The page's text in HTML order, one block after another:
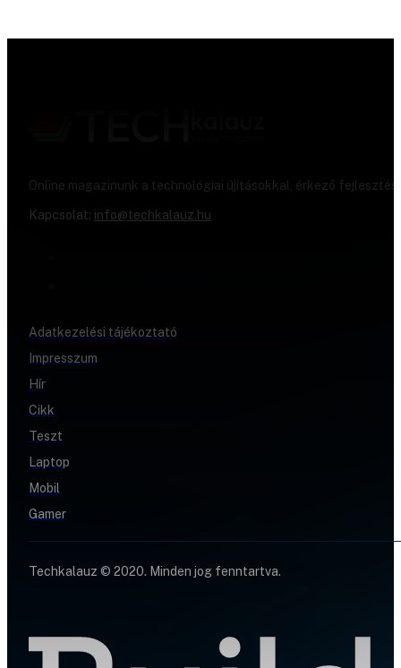
Online magazinunk a technológiai újításokkal, érkező
Kapcsolat: info@techkalauz.hu
Adatkezelési tájékoztató
Impresszum
Hír
Cikk
Teszt
Laptop
Mobil
Gamer
Techkalauz © 2020. Minden jog fenntartva.